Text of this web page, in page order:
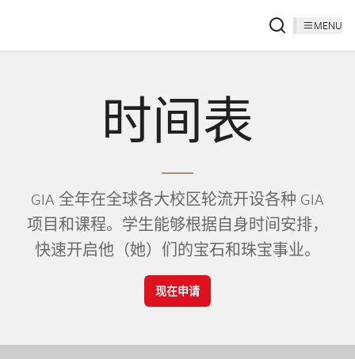
MENU
时间表
GIA 全年在全球各大校区轮流开设各种 GIA
项目和课程。学生能够根据自身时间安排，
快速开启他（她）们的宝石和珠宝事业。
现在申请